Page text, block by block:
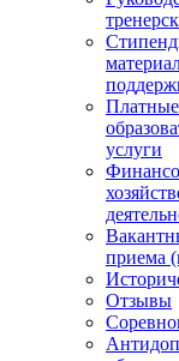
Платные
услуги
приема
Отзывы